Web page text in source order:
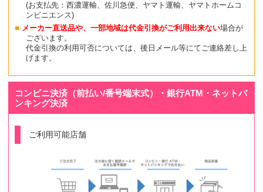
(お支払先：西濃運輸、佐川急便、ヤマト運輸、ヤマトホームコ
ンビニエンス)
メーカー直送品や、一部地域は代金引換がご利用出来ない場合が
ございます。
代金引換の利用可否については、後日メール等にてご連絡差し上
げます。
コンビニ決済（前払い/番号端末式）・銀行ATM・ネットバ
ンキング決済
ご利用可能店舗